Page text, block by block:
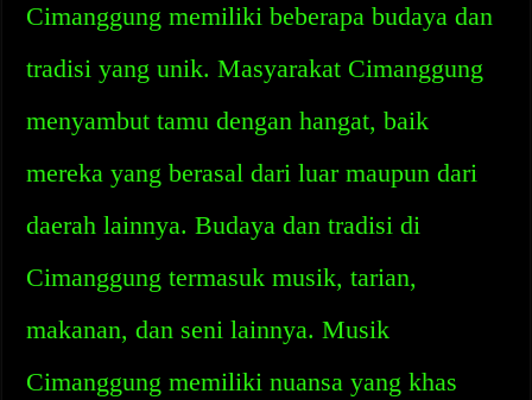
Cimanggung memiliki beberapa budaya dan
tradisi yang unik. Masyarakat Cimanggung
menyambut tamu dengan hangat, baik
mereka yang berasal dari luar maupun dari
daerah lainnya. Budaya dan tradisi di
Cimanggung termasuk musik, tarian,
makanan, dan seni lainnya. Musik
Cimanggung memiliki nuansa yang khas